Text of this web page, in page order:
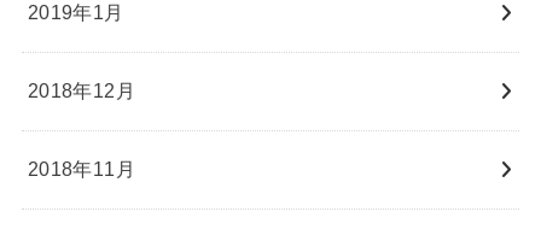
2019年1月
2018年12月
2018年11月